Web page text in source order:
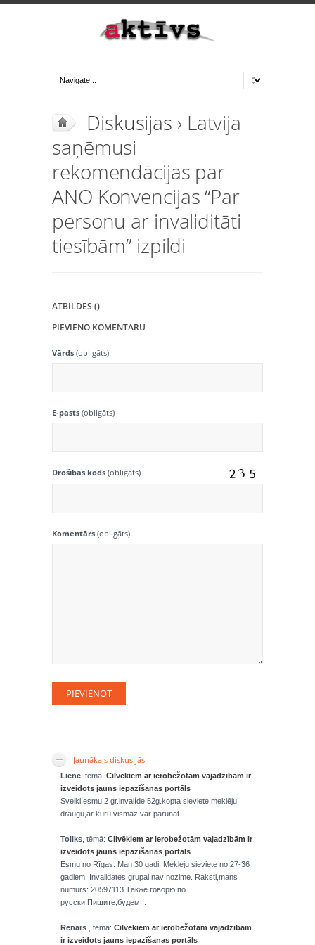
Diskusijas › Latvija
saņēmusi
rekomendācijas par
ANO Konvencijas “Par
personu ar invaliditāti
tiesībām” izpildi
ATBILDES ()
PIEVIENO KOMENTĀRU
Vārds (obligāts)
E-pasts (obligāts)
Drošības kods (obligāts)
Komentārs (obligāts)
Jaunākais diskusijās
Liene , tēmā: Cilvēkiem ar ierobežotām vajadzībām ir
izveidots jauns iepazīšanas portāls
Sveiki,esmu 2 gr.invalíde.52g.kopta sieviete,meklēju
draugu,ar kuru vismaz var parunāt.
Toliks , tēmā: Cilvēkiem ar ierobežotām vajadzībām ir
izveidots jauns iepazīšanas portāls
Esmu no Rīgas. Man 30 gadi. Mekleju sieviete no 27-36
gadiem. Invalidates grupai nav nozime. Raksti,mans
numurs: 20597113.Также говорю по
русски.Пишите,будем...
Renars , tēmā: Cilvēkiem ar ierobežotām vajadzībām
ir izveidots jauns iepazīšanas portāls